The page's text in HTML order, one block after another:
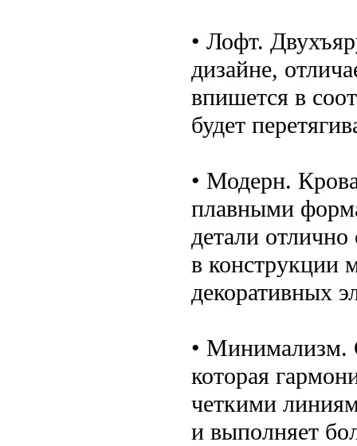
• Лофт.
дизайне,
впишется в
будет
• Модерн.
плавными
детали
в конструкции
декоративных
• Минимализм.
которая
четкими
и выполняет